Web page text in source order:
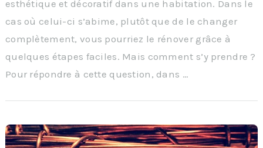
esthétique et décoratif dans une habitation. Dans le
cas où celui-ci s’abime, plutôt que de le changer
complètement, vous pourriez le rénover grâce à
quelques étapes faciles. Mais comment s’y prendre ?
Pour répondre à cette question, dans …